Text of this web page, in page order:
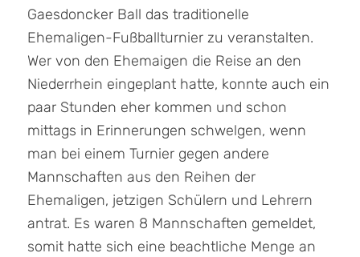
Gaesdoncker Ball das traditionelle
Ehemaligen-Fußballturnier zu veranstalten.
Wer von den Ehemaigen die Reise an den
Niederrhein eingeplant hatte, konnte auch ein
paar Stunden eher kommen und schon
mittags in Erinnerungen schwelgen, wenn
man bei einem Turnier gegen andere
Mannschaften aus den Reihen der
Ehemaligen, jetzigen Schülern und Lehrern
antrat. Es waren 8 Mannschaften gemeldet,
somit hatte sich eine beachtliche Menge an